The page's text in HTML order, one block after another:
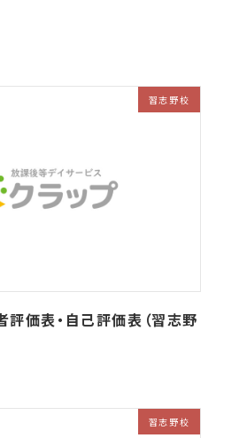
習志野校
価表・自己評価表（習志野
習志野校